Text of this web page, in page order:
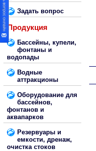
Задать вопрос
Продукция
Бассейны, купели,
фонтаны и
водопады
Водные
аттракционы
Оборудование для
бассейнов,
фонтанов и
аквапарков
Резервуары и
емкости, дренаж,
очистка стоков